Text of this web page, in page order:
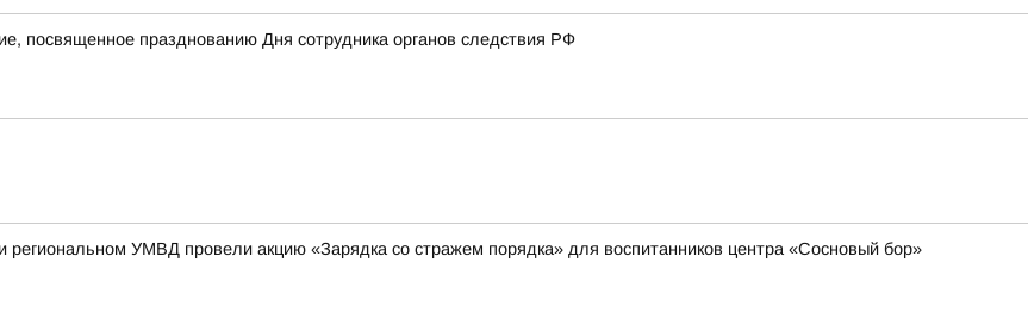
посвященное празднованию Дня сотрудника органов следствия РФ
региональном УМВД провели акцию «Зарядка со стражем порядка» для воспитанников центра «Сосновый бор»